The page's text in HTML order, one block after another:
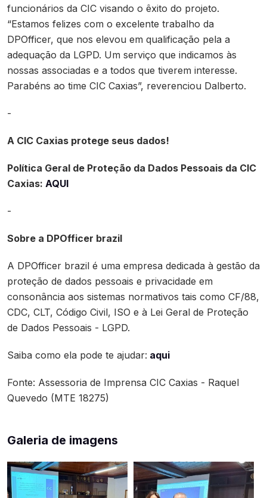
funcionários da CIC visando o êxito do projeto.
“Estamos felizes com o excelente trabalho da
DPOfficer, que nos elevou em qualificação pela a
adequação da LGPD. Um serviço que indicamos às
nossas associadas e a todos que tiverem interesse.
Parabéns ao time CIC Caxias”, reverenciou Dalberto.
-
A CIC Caxias protege seus dados!
Política Geral de Proteção da Dados Pessoais da CIC
Caxias: AQUI
-
Sobre a DPOfficer brazil
A DPOfficer brazil é uma empresa dedicada à gestão da
proteção de dados pessoais e privacidade em
consonância aos sistemas normativos tais como CF/88,
CDC, CLT, Código Civil, ISO e à Lei Geral de Proteção
de Dados Pessoais - LGPD.
Saiba como ela pode te ajudar: aqui
Fonte: Assessoria de Imprensa CIC Caxias - Raquel
Quevedo (MTE 18275)
Galeria de imagens